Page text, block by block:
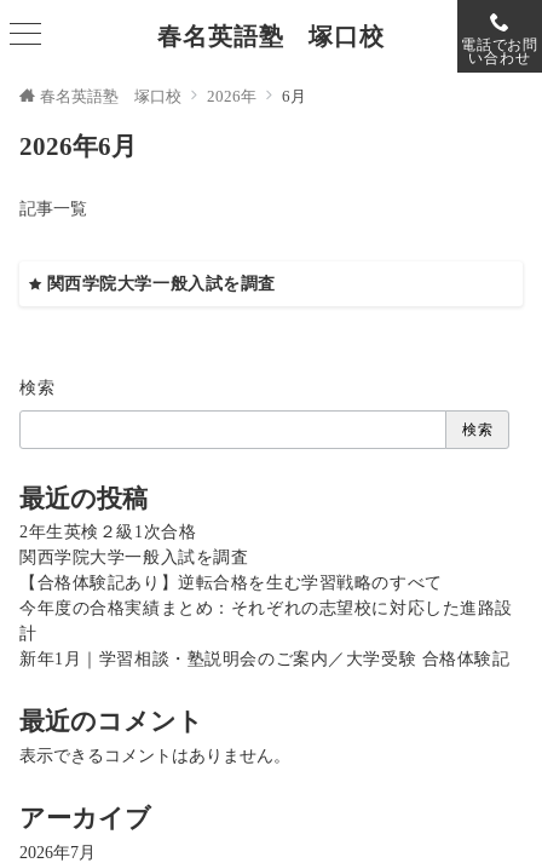
春名英語塾 塚口校
電話でお問
い合わせ
春名英語塾 塚口校 2026年 6月
2026年6月
記事一覧
関西学院大学一般入試を調査
検索
検索
最近の投稿
2年生英検２級1次合格
関西学院大学一般入試を調査
【合格体験記あり】逆転合格を生む学習戦略のすべて
今年度の合格実績まとめ：それぞれの志望校に対応した進路設
計
新年1月｜学習相談・塾説明会のご案内／大学受験 合格体験記
最近のコメント
表示できるコメントはありません。
アーカイブ
2026年7月